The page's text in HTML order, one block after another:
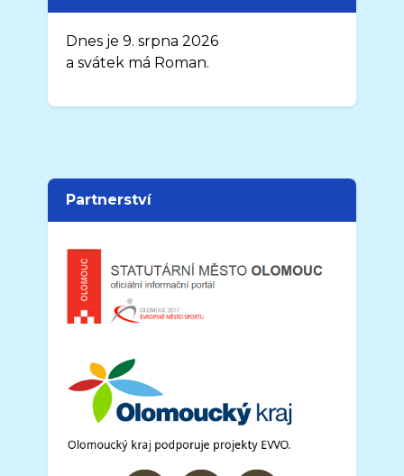
Dnes je 9. srpna 2026
a svátek má Roman.
Partnerství